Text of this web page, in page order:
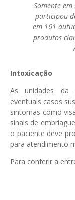
Somente em
participou
em 161
produtos
Intoxicação
As unidades da
eventuais casos
sintomas como
sinais de
o paciente deve
para atendimento
Para conferir a